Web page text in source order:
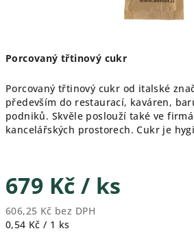
Porcovaný třtinový cukr
Porcovaný třtinový cukr od italské
především do restaurací, kaváren,
podniků. Skvěle poslouží také ve
kancelářských prostorech. Cukr je
679 Kč / ks
606,25 Kč bez DPH
Měrná
0,54 Kč / 1 ks